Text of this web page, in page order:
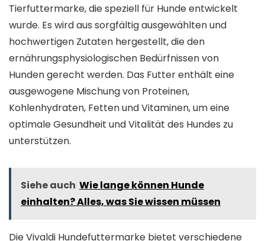
Tierfuttermarke, die speziell für Hunde entwickelt
wurde. Es wird aus sorgfältig ausgewählten und
hochwertigen Zutaten hergestellt, die den
ernährungsphysiologischen Bedürfnissen von
Hunden gerecht werden. Das Futter enthält eine
ausgewogene Mischung von Proteinen,
Kohlenhydraten, Fetten und Vitaminen, um eine
optimale Gesundheit und Vitalität des Hundes zu
unterstützen.
Siehe auch Wie lange können Hunde
einhalten? Alles, was Sie wissen müssen
Die Vivaldi Hundefuttermarke bietet verschiedene